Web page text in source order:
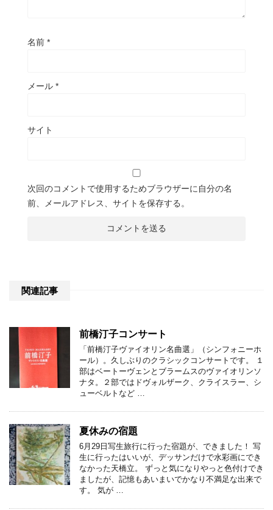
名前 *
メール *
サイト
次回のコメントで使用するためブラウザーに自分の名
前、メールアドレス、サイトを保存する。
関連記事
前橋汀子コンサート
「前橋汀子ヴァイオリン名曲選」（シンフォニーホ
ール）。久しぶりのクラシックコンサートです。 １
部はベートーヴェンとブラームスのヴァイオリンソ
ナタ。２部ではドヴォルザーク、クライスラー、シ
ューベルトなど …
夏休みの宿題
6月29日写生旅行に行った宿題が、できました！ 写
生に行ったはいいが、デッサンだけで水彩画にでき
なかった天橋立。 ずっと気になりやっと色付けでき
ましたが、記憶もあいまいでかなり不満足な出来で
す。 気が …